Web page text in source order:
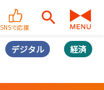
SNSで応援
デジタル 経済